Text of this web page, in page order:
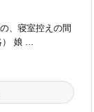
、寝室控えの間
娘 ...